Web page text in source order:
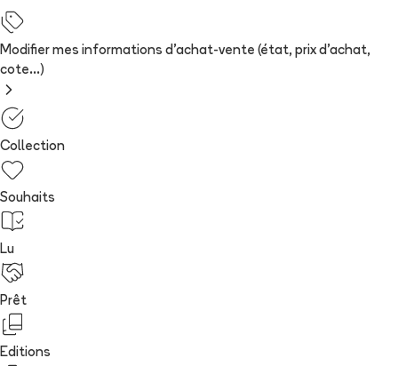
Modifier mes informations d'achat-vente (état, prix d'achat,
cote...)
Collection
Souhaits
Lu
Prêt
Editions